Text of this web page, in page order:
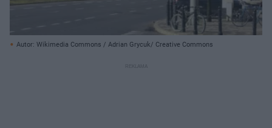
Autor: Wikimedia Commons / Adrian Grycuk/ Creative Commons